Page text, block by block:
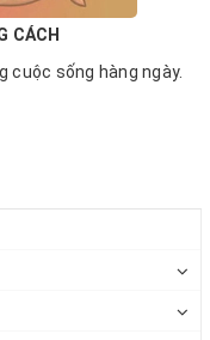
CÁCH
cuộc sống hàng ngày.